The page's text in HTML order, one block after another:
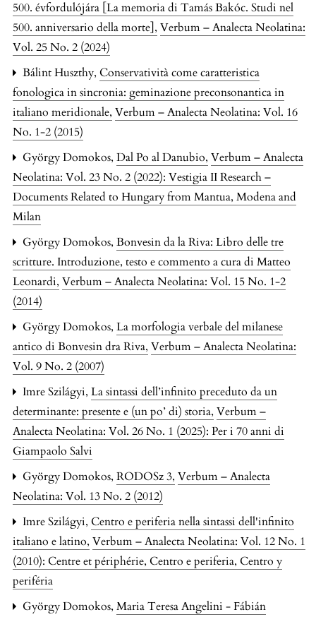
500. évfordulójára [La memoria di Tamás Bakóc. Studi nel
500. anniversario della morte], Verbum – Analecta Neolatina:
Vol. 25 No. 2 (2024)
Bálint Huszthy, Conservatività come caratteristica
fonologica in sincronia: geminazione preconsonantica in
italiano meridionale, Verbum – Analecta Neolatina: Vol. 16
No. 1-2 (2015)
György Domokos, Dal Po al Danubio, Verbum – Analecta
Neolatina: Vol. 23 No. 2 (2022): Vestigia II Research –
Documents Related to Hungary from Mantua, Modena and
Milan
György Domokos, Bonvesin da la Riva: Libro delle tre
scritture. Introduzione, testo e commento a cura di Matteo
Leonardi, Verbum – Analecta Neolatina: Vol. 15 No. 1-2
(2014)
György Domokos, La morfologia verbale del milanese
antico di Bonvesin dra Riva, Verbum – Analecta Neolatina:
Vol. 9 No. 2 (2007)
Imre Szilágyi, La sintassi dell’infinito preceduto da un
determinante: presente e (un po’ di) storia, Verbum –
Analecta Neolatina: Vol. 26 No. 1 (2025): Per i 70 anni di
Giampaolo Salvi
György Domokos, RODOSz 3, Verbum – Analecta
Neolatina: Vol. 13 No. 2 (2012)
Imre Szilágyi, Centro e periferia nella sintassi dell'infinito
italiano e latino, Verbum – Analecta Neolatina: Vol. 12 No. 1
(2010): Centre et périphérie, Centro e periferia, Centro y
periféria
György Domokos, Maria Teresa Angelini - Fábián